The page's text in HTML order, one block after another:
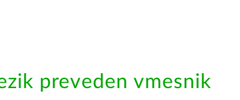
preveden vmesnik